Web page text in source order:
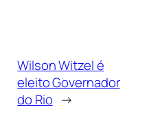
Wilson Witzel é
eleito Governador
do Rio →